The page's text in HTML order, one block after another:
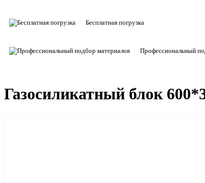
Бесплатная погрузка
Профессиональный
Газосиликатный блок